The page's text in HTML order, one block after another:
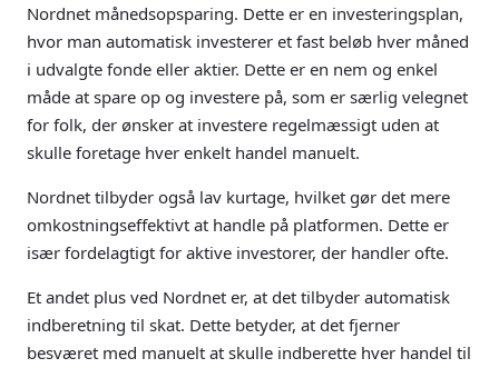
Nordnet månedsopsparing. Dette er en investeringsplan,
hvor man automatisk investerer et fast beløb hver måned
i udvalgte fonde eller aktier. Dette er en nem og enkel
måde at spare op og investere på, som er særlig velegnet
for folk, der ønsker at investere regelmæssigt uden at
skulle foretage hver enkelt handel manuelt.
Nordnet tilbyder også lav kurtage, hvilket gør det mere
omkostningseffektivt at handle på platformen. Dette er
især fordelagtigt for aktive investorer, der handler ofte.
Et andet plus ved Nordnet er, at det tilbyder automatisk
indberetning til skat. Dette betyder, at det fjerner
besværet med manuelt at skulle indberette hver handel til